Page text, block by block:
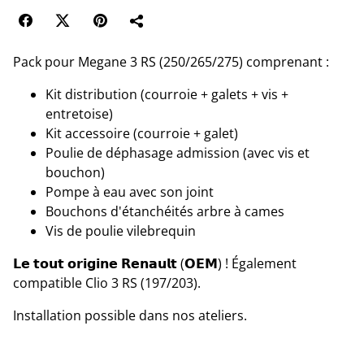
Pack pour Megane 3 RS (250/265/275) comprenant :
Kit distribution (courroie + galets + vis +
entretoise)
Kit accessoire (courroie + galet)
Poulie de déphasage admission (avec vis et
bouchon)
Pompe à eau avec son joint
Bouchons d'étanchéités arbre à cames
Vis de poulie vilebrequin
𝗟𝗲 𝘁𝗼𝘂𝘁 𝗼𝗿𝗶𝗴𝗶𝗻𝗲 𝗥𝗲𝗻𝗮𝘂𝗹𝘁 (𝗢𝗘𝗠) ! Également
compatible Clio 3 RS (197/203).
Installation possible dans nos ateliers.